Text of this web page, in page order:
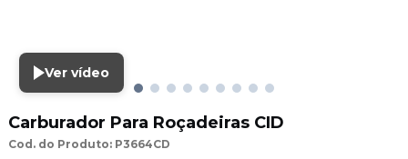
Ver vídeo
Carburador Para Roçadeiras CID
Cod. do Produto: P3664CD